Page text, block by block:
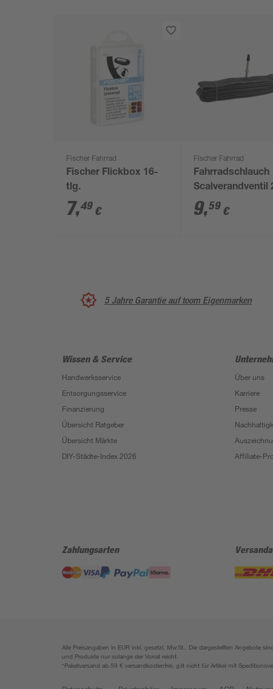
Fischer Fahrrad
Fischer Flickbox 16-
tlg.
7,49 €
Fischer Fahrrad
Fahrradschlauch
Scalverandventil
Zoll
9,59 €
5 Jahre Garantie auf toom Eigenmarken
Wissen & Service
Handwerksservice
Entsorgungsservice
Finanzierung
Übersicht Ratgeber
Übersicht Märkte
DIY-Städte-Index 2026
Über uns
Karriere
Presse
Affiliate-
Zahlungsarten
Alle Preisangaben in EUR inkl. gesetzl. MwSt.. Die dargestellten Angebote
und Produkte nur solange der Vorrat reicht.
*Paketversand ab 59 € versandkostenfrei, gilt nicht für Artikel mit